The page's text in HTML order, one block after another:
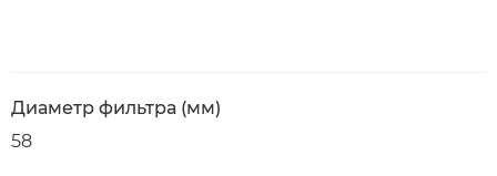
Диаметр фильтра (мм)
58